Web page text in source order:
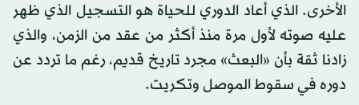
الأخرى. الذي أعاد الدوري للحياة هو التسجيل الذي ظهر
عليه صوته لأول مرة منذ أكثر من عقد من الزمن، والذي
زادنا ثقة بأن «البعث» مجرد تاريخ قديم، رغم ما تردد عن
دوره في سقوط الموصل وتكريت.